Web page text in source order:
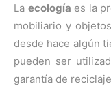
La ecología es la
mobiliario y
desde hace algún
pueden ser
garantía de